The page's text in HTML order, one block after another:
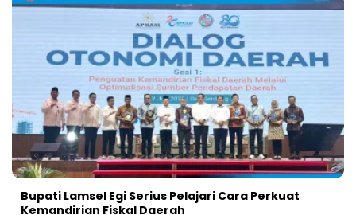
Bupati Lamsel Egi Serius Pelajari Cara Perkuat
Kemandirian Fiskal Daerah